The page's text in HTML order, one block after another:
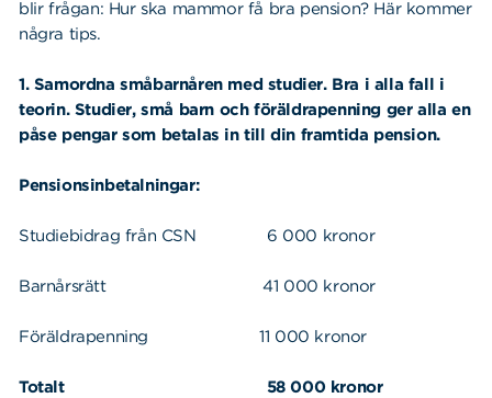
blir frågan: Hur ska mammor få bra pension? Här kommer
några tips.
1. Samordna småbarnåren med studier. Bra i alla fall i
teorin. Studier, små barn och föräldrapenning ger alla en
påse pengar som betalas in till din framtida pension.
Pensionsinbetalningar:
Studiebidrag från CSN 6 000 kronor
Barnårsrätt 41 000 kronor
Föräldrapenning 11 000 kronor
Totalt 58 000 kronor